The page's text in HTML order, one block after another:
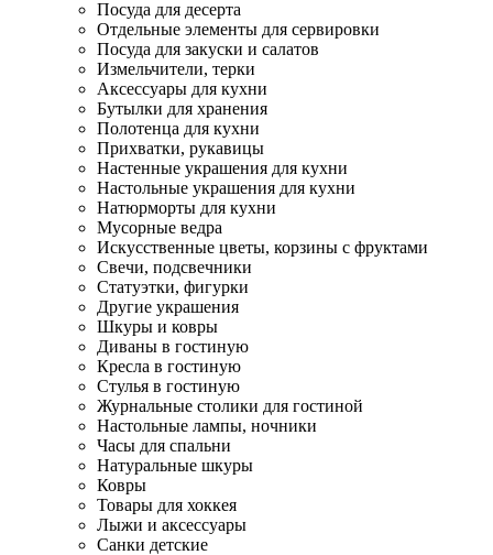
Посуда для десерта
Отдельные элементы для сервировки
Посуда для закуски и салатов
Измельчители, терки
Аксессуары для кухни
Бутылки для хранения
Полотенца для кухни
Прихватки, рукавицы
Настенные украшения для кухни
Настольные украшения для кухни
Натюрморты для кухни
Мусорные ведра
Искусственные цветы, корзины с фруктами
Свечи, подсвечники
Статуэтки, фигурки
Другие украшения
Шкуры и ковры
Диваны в гостиную
Кресла в гостиную
Стулья в гостиную
Журнальные столики для гостиной
Настольные лампы, ночники
Часы для спальни
Натуральные шкуры
Ковры
Товары для хоккея
Лыжи и аксессуары
Санки детские